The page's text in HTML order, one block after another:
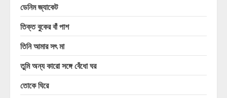
ডেনিম জ্যাকেট
তিক্ত বুকের বাঁ পাশ
তিনি আমার সৎ মা
তুমি অন্য কারো সঙ্গে বেঁধো ঘর
তোকে ঘিরে